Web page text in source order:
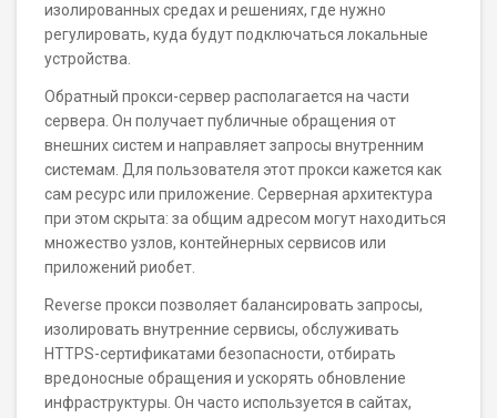
изолированных средах и решениях, где нужно
регулировать, куда будут подключаться локальные
устройства.
Обратный прокси-сервер располагается на части
сервера. Он получает публичные обращения от
внешних систем и направляет запросы внутренним
системам. Для пользователя этот прокси кажется как
сам ресурс или приложение. Серверная архитектура
при этом скрыта: за общим адресом могут находиться
множество узлов, контейнерных сервисов или
приложений риобет.
Reverse прокси позволяет балансировать запросы,
изолировать внутренние сервисы, обслуживать
HTTPS-сертификатами безопасности, отбирать
вредоносные обращения и ускорять обновление
инфраструктуры. Он часто используется в сайтах,